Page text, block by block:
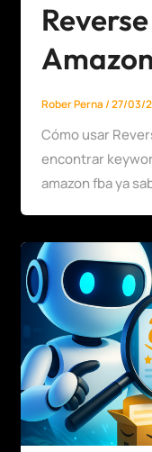
Rober Perna/27/03/
Cómo usar
encontrar
amazon fba ya